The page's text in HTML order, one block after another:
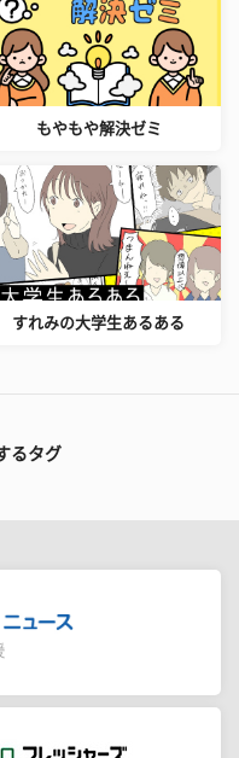
もやもや解決ゼミ
すれみの大学生あるある
るタグ